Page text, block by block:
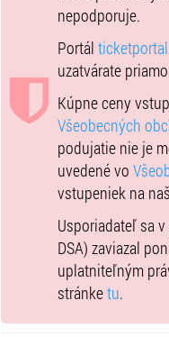
Bude doplnené.
Predstavenie sa koná v
Budatínsky hrad,
Parkovanie priamo pri
parkovanie na ulici Dolná
miesta pre naše účely.
začína o 19:30 (areál
nepodporuje.
Portál
uzatvárate
Kúpne ceny
Všeobecných
podujatie nie je
uvedené vo
vstupeniek na
Usporiadateľ sa
DSA) zaviazal
uplatniteľným
stránketu.